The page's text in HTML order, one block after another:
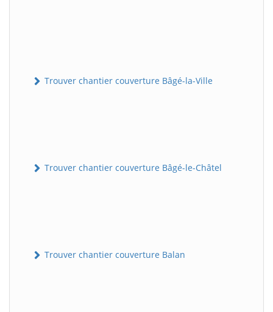
Trouver chantier couverture Bâgé-la-Ville
Trouver chantier couverture Bâgé-le-Châtel
Trouver chantier couverture Balan